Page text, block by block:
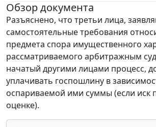
Обзор документа
Разъяснено, что третьи лица,
самостоятельные требования
предмета спора имущественного
рассматриваемого арбитражным
начатый другими лицами процесс,
уплачивать госпошлину в
оспариваемой ими суммы (если иск
оценке).